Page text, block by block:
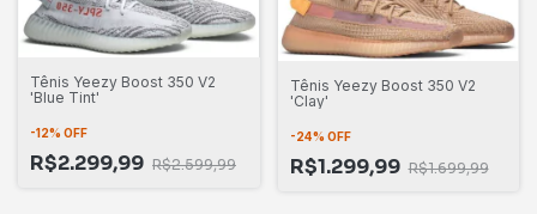
Tênis Yeezy Boost 350 V2
'Blue Tint'
-12% OFF
R$2.299,99 R$2.599,99
Tênis Yeezy Boost 350 V2
'Clay'
-24% OFF
R$1.299,99 R$1.699,99